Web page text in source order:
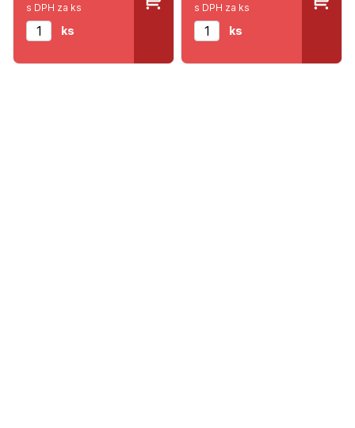
s DPH za ks
ks
s DPH za ks
ks